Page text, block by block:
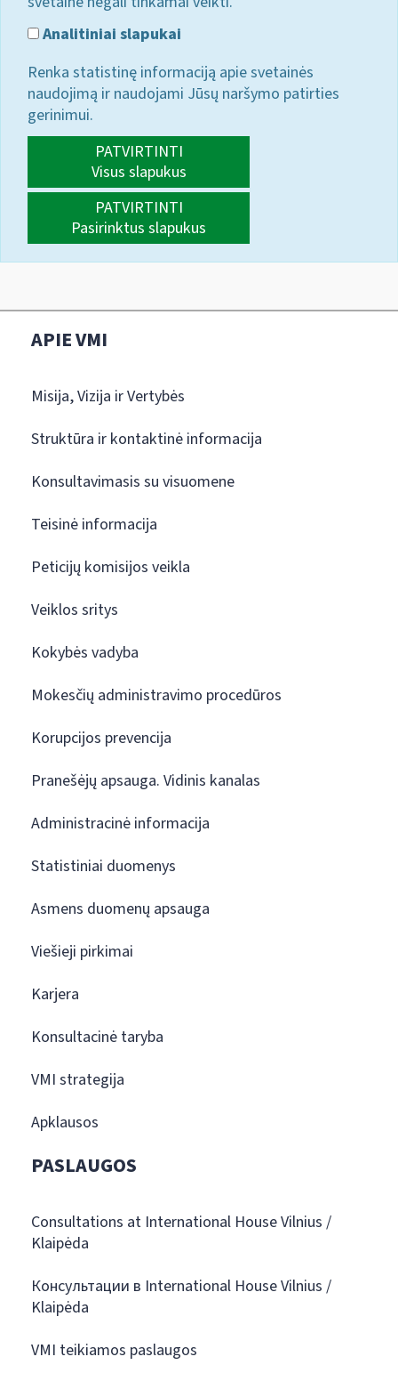
Analitiniai slapukai
Renka statistinę informaciją apie svetainės
naudojimą ir naudojami Jūsų naršymo patirties
gerinimui.
PATVIRTINTI
Visus slapukus
PATVIRTINTI
Pasirinktus slapukus
APIE VMI
Misija, Vizija ir Vertybės
Struktūra ir kontaktinė informacija
Konsultavimasis su visuomene
Teisinė informacija
Peticijų komisijos veikla
Veiklos sritys
Kokybės vadyba
Mokesčių administravimo procedūros
Korupcijos prevencija
Pranešėjų apsauga. Vidinis kanalas
Administracinė informacija
Statistiniai duomenys
Asmens duomenų apsauga
Viešieji pirkimai
Karjera
Konsultacinė taryba
VMI strategija
Apklausos
PASLAUGOS
Consultations at International House Vilnius /
Klaipėda
Консультации в International House Vilnius /
Klaipėda
VMI teikiamos paslaugos